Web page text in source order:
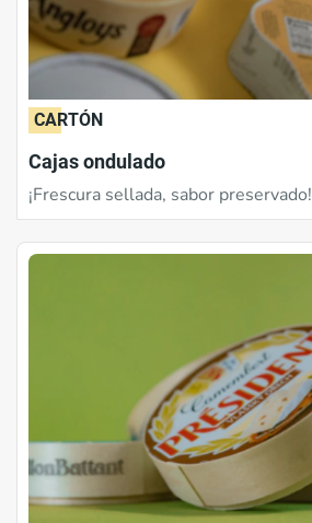
CARTÓN
Cajas ondulado
¡Frescura sellada, sabor preservado!